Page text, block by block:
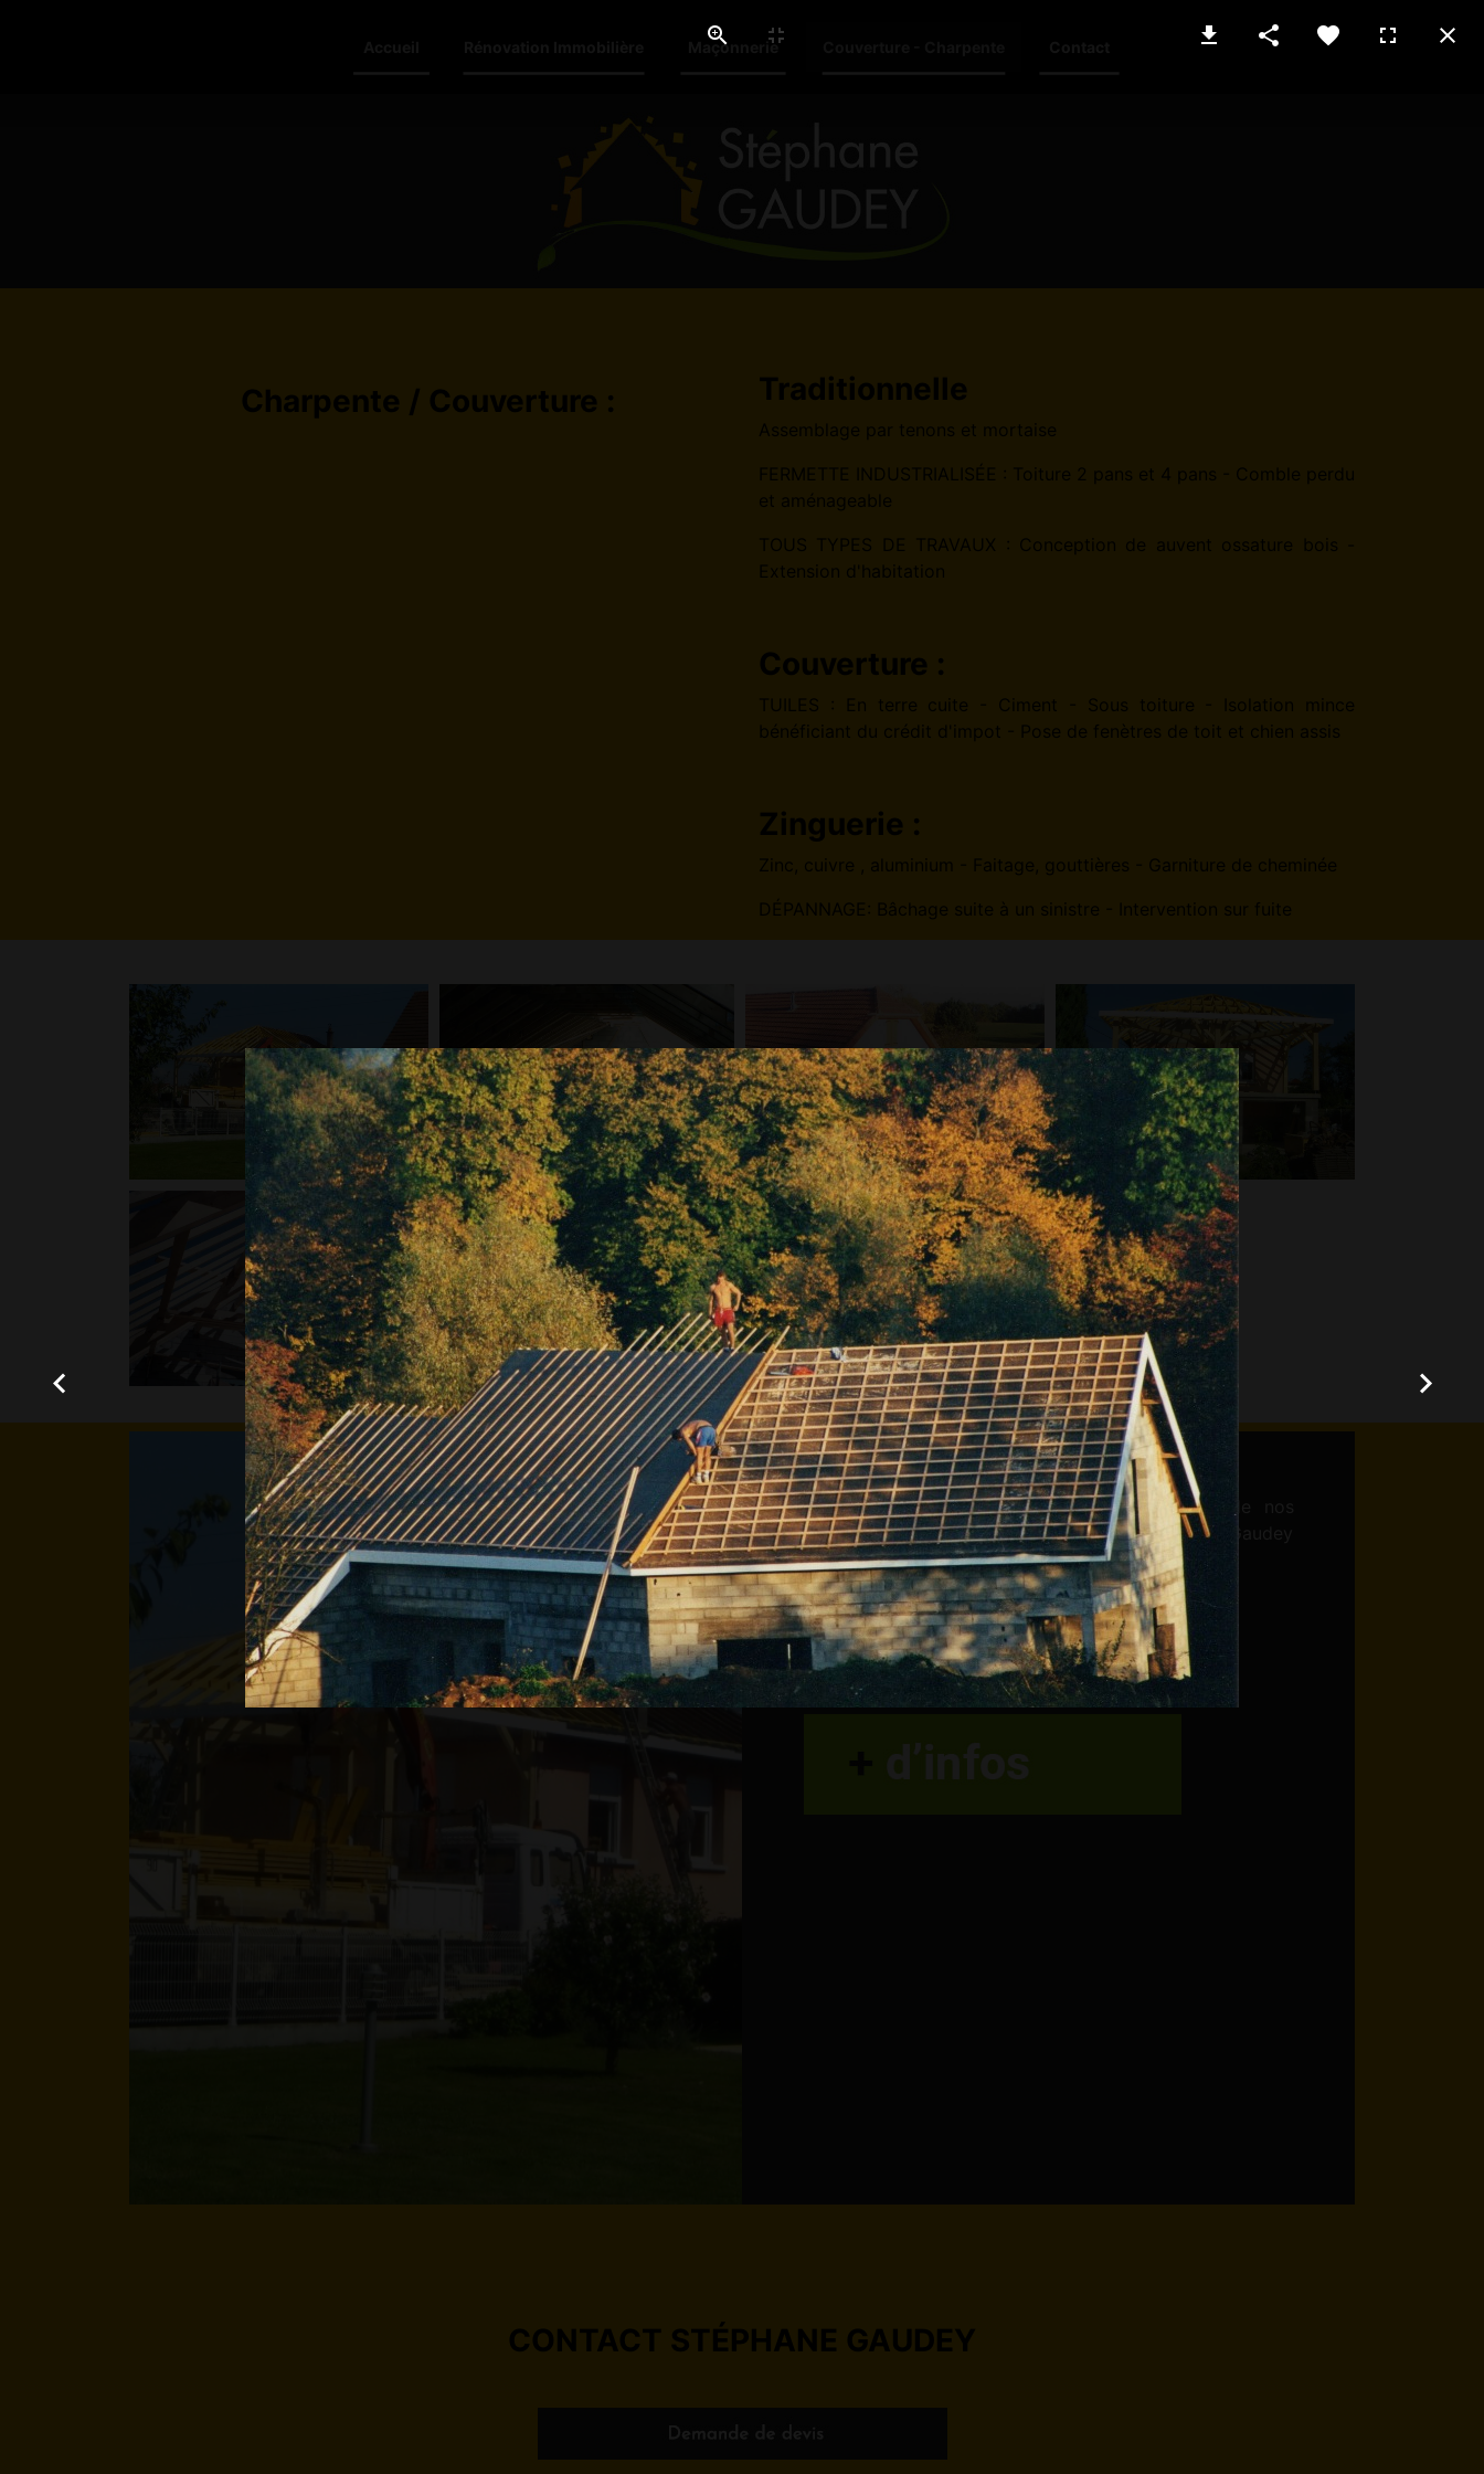
Maçonnerie
Charpente / Couverture : Traditionnelle
Assemblage par tenons et mortaise
FERMETTE INDUSTRIALISÉE : Toiture 2 pans et 4 pans - Comble perdu
et aménageable
TOUS TYPES DE TRAVAUX : Conception de auvent ossature bois -
Extension d'habitation
Couverture :
TUILES : En terre cuite - Ciment - Sous toiture - Isolation mince
bénéficiant du crédit d'impot - Pose de fenètres de toit et chien assis
Zinguerie :
Zinc, cuivre , aluminium - Faitage, gouttières - Garniture de cheminée
DÉPANNAGE: Bâchage suite à un sinistre - Intervention sur fuite
Nous vous établissons gratuitement un devis de nos
prestations. Contactez l'entreprise de Stéphane Gaudey
pour de plus amples renseignements.
CONTACT STÉPHANE GAUDEY